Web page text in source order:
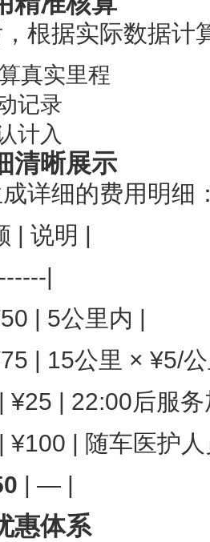
根据实际数据计
真实里程
记录
计入
清晰展示
详细的费用明细
| 说明 |
|
| 5公里内 |
| 15公里 × ¥5/
| ¥25 | 22:00后服
| ¥100 | 随车医护
| — |
惠体系